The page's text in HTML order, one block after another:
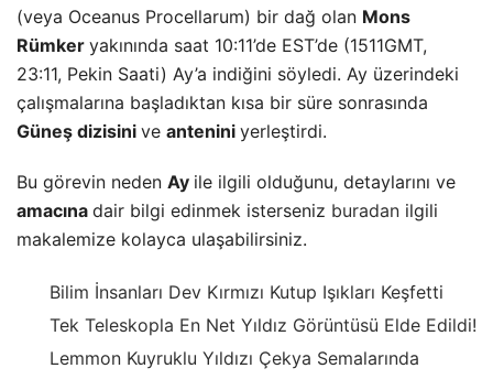
(veya Oceanus Procellarum) bir dağ olan Mons
Rümker yakınında saat 10:11’de EST’de (1511GMT,
23:11, Pekin Saati) Ay’a indiğini söyledi. Ay üzerindeki
çalışmalarına başladıktan kısa bir süre sonrasında
Güneş dizisini ve antenini yerleştirdi.
Bu görevin neden Ay ile ilgili olduğunu, detaylarını ve
amacına dair bilgi edinmek isterseniz buradan ilgili
makalemize kolayca ulaşabilirsiniz.
Bilim İnsanları Dev Kırmızı Kutup Işıkları Keşfetti
Tek Teleskopla En Net Yıldız Görüntüsü Elde Edildi!
Lemmon Kuyruklu Yıldızı Çekya Semalarında